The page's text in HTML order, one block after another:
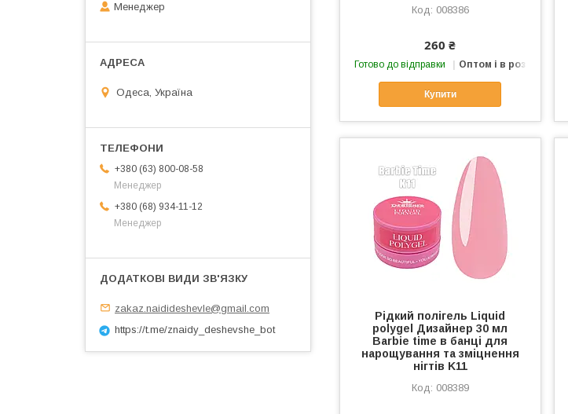
008386
260 ₴
Готово до відправки Оптом і в роздріб
Купити
Рідкий полігель Liquid
polygel Дизайнер 30 мл
Barbie time в банці для
нарощування та зміцнення
нігтів K11
008389
Менеджер
Одеса, Україна
+380 (63) 800-08-58
Менеджер
+380 (68) 934-11-12
Менеджер
zakaz.naidideshevle@gmail.com
https://t.me/znaidy_deshevshe_bot